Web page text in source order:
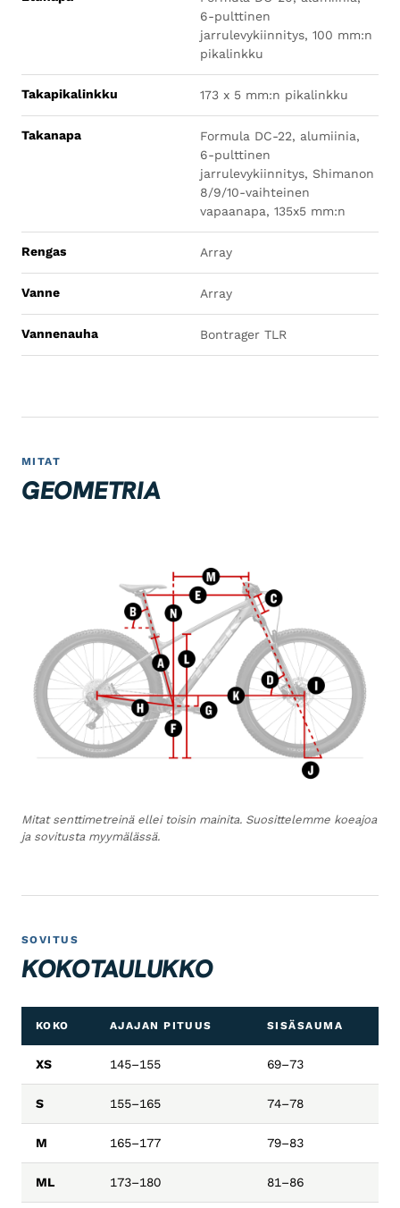
6-pulttinen
jarrulevykiinnitys, 100 mm:n
pikalinkku
Takapikalinkku 173 x 5 mm:n pikalinkku
Takanapa
Formula DC-22, alumiinia,
6-pulttinen
jarrulevykiinnitys, Shimanon
8/9/10-vaihteinen
vapaanapa, 135x5 mm:n
Rengas Array
Vanne Array
Vannenauha Bontrager TLR
MITAT
GEOMETRIA
Mitat senttimetreinä ellei toisin mainita. Suosittelemme koeajoa
ja sovitusta myymälässä.
SOVITUS
KOKOTAULUKKO
KOKO AJAJAN PITUUS SISÄSAUMA
XS 145–155 69–73
S 155–165 74–78
M 165–177 79–83
ML 173–180 81–86